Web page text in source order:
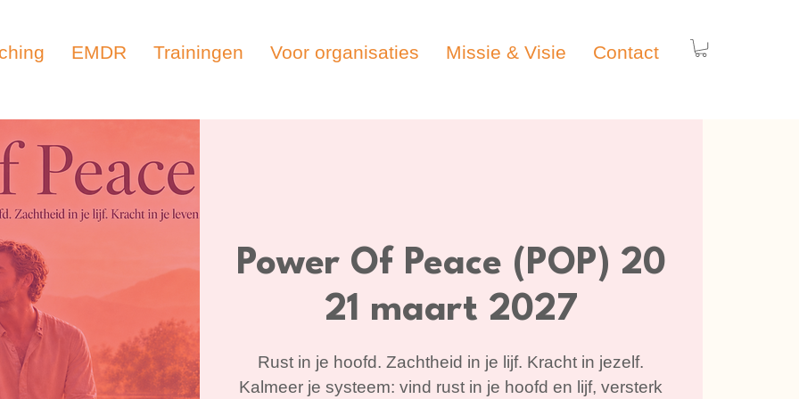
EMDR Trainingen Voor organisaties Missie & Visie Contact
Power Of Peace (POP) 20
21 maart 2027
Rust in je hoofd. Zachtheid in je lijf. Kracht in jezelf.
Kalmeer je systeem: vind rust in je hoofd en lijf, versterk